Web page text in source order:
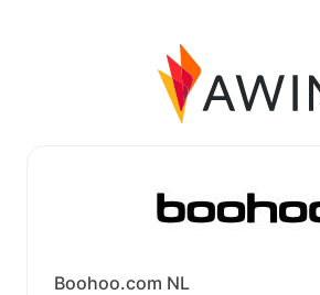
Boohoo.com NL